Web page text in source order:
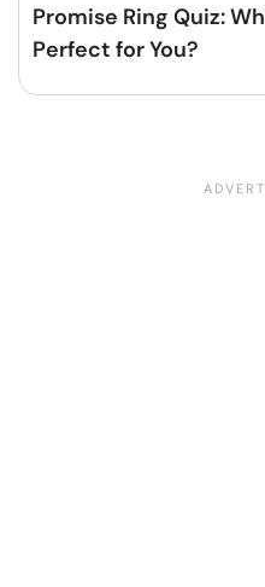
Promise Ring Quiz:
Perfect for You?